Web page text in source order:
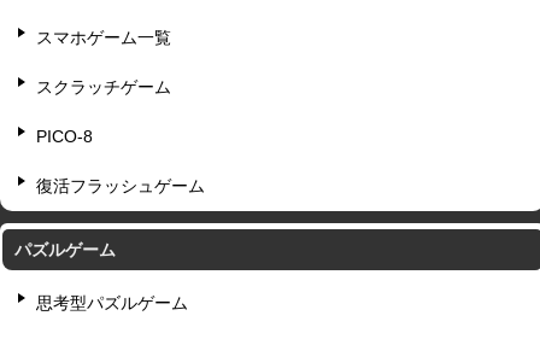
スマホゲーム一覧
スクラッチゲーム
PICO-8
復活フラッシュゲーム
パズルゲーム
思考型パズルゲーム